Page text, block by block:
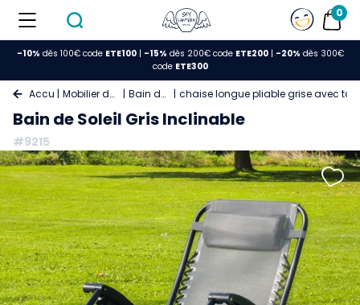
0
-10% dès 100€ code ETE100| -15% dès 200€ code ETE200| -20% dès 300€
code ETE300
Accueil Mobilier de Jardin Bain de soleil chaise longue pliable grise avec
Bain de Soleil Gris Inclinable
#9215